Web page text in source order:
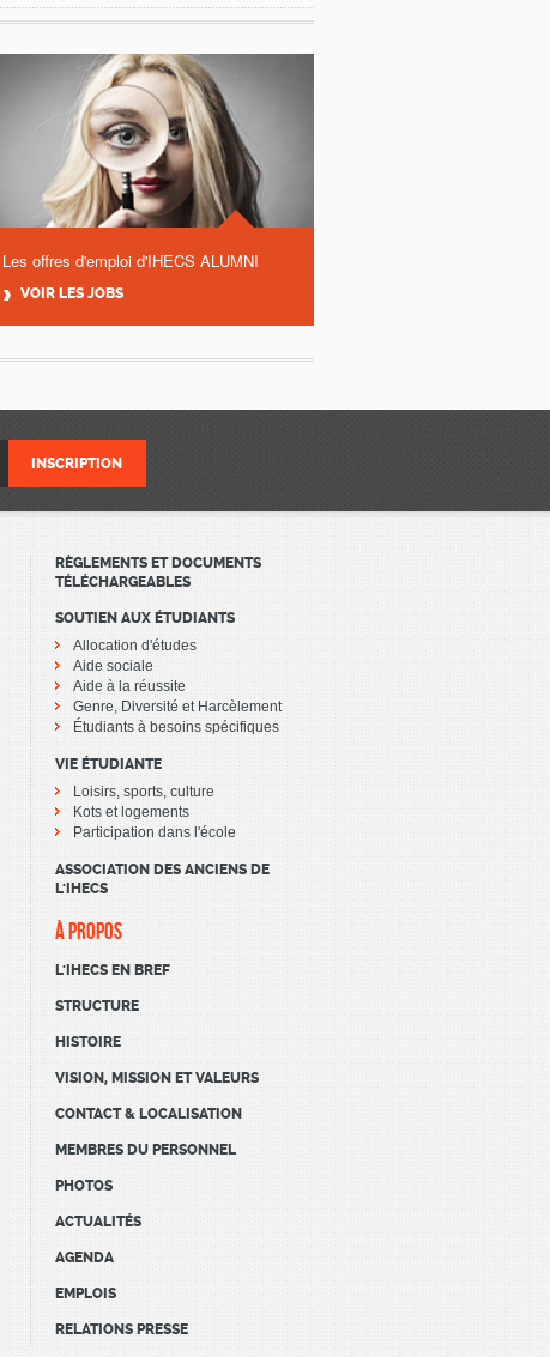
Les offres d'emploi d'IHECS ALUMNI
VOIR LES JOBS
RÈGLEMENTS ET DOCUMENTS
TÉLÉCHARGEABLES
SOUTIEN AUX ÉTUDIANTS
Allocation d'études
Aide sociale
Aide à la réussite
Genre, Diversité et Harcèlement
Étudiants à besoins spécifiques
VIE ÉTUDIANTE
Loisirs, sports, culture
Kots et logements
Participation dans l'école
ASSOCIATION DES ANCIENS DE
L'IHECS
À PROPOS
L'IHECS EN BREF
STRUCTURE
HISTOIRE
VISION, MISSION ET VALEURS
CONTACT & LOCALISATION
MEMBRES DU PERSONNEL
PHOTOS
ACTUALITÉS
AGENDA
EMPLOIS
RELATIONS PRESSE